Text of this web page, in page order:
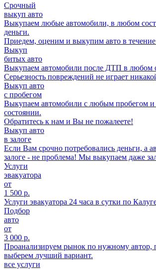
Срочный
выкуп авто
Выкупаем любые автомобили, в любом
деньги.
Приедем, оценим и выкупим авто в течение
Выкуп
битых авто
Выкупаем автомобили после ДТП в любом
Серьезность повреждений не играет
Выкуп авто
с пробегом
Выкупаем автомобили с любым пробегом
состоянии.
Обратитесь к нам и Вы не пожалеете!
Выкуп авто
в залоге
Если Вам срочно потребовались деньги, а
залоге - не проблема! Мы выкупаем даже
Услуги
эвакуатора
от
1 500 р.
Услуги эвакуатора 24 часа в сутки по
Подбор
авто
от
3 000 р.
Проанализируем рынок по нужному автор,
выберем лучший вариант.
все услуги